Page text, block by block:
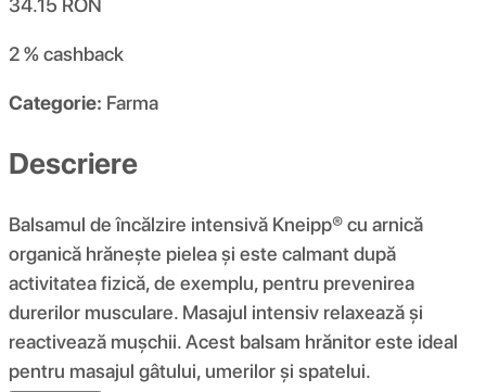
34.15 RON
2 %cashback
Categorie: Farma
Descriere
Balsamul de încălzire intensivă Kneipp® cu arnică
organică hrănește pielea și este calmant după
activitatea fizică, de exemplu, pentru prevenirea
durerilor musculare. Masajul intensiv relaxează și
reactivează mușchii. Acest balsam hrănitor este ideal
pentru masajul gâtului, umerilor și spatelui.